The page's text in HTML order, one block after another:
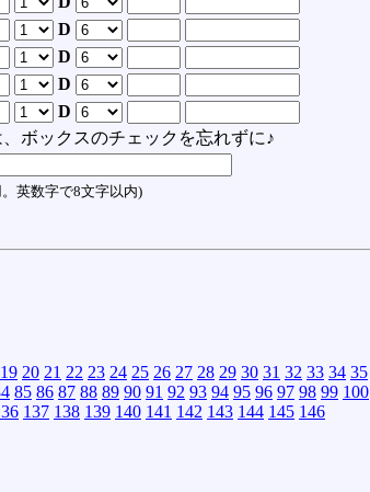
D
D
D
D
ボックスのチェックを忘れずに♪
英数字で8文字以内)
19 20 21 22 23 24 25 26 27 28 29 30 31 32 33 34 35
85 86 87 88 89 90 91 92 93 94 95 96 97 98 99 100
137 138 139 140 141 142 143 144 145 146